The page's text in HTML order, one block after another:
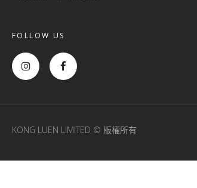
FOLLOW US
KONG LUEN LIMITED © 版權所有